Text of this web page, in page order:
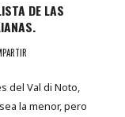
DE LAS
del Val di Noto,
la menor, pero